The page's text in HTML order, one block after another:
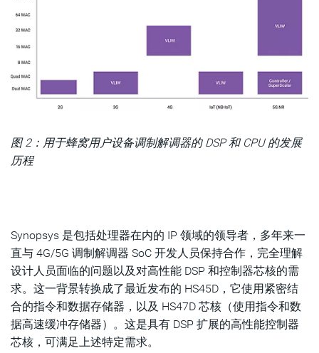
图 2：用于蜂窝用户设备调制解调器的 DSP 和 CPU 的发展
历程
Synopsys 是包括处理器在内的 IP 领域的领导者，多年来一
直与 4G/5G 调制解调器 SoC 开发人员保持合作，完全理解
设计人员面临的问题以及对高性能 DSP 和控制器芯核的需
求。这一背景转换成了最近发布的 HS45D，它使用紧密结
合的指令和数据存储器，以及 HS47D 芯核（使用指令和数
据高速缓冲存储器）。这是具有 DSP 扩展的高性能控制器
芯核，可满足上述特定需求。